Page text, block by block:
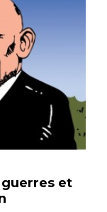
et